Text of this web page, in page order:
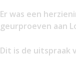
Er was een
geurproeven aan
Dit is de uitspraak